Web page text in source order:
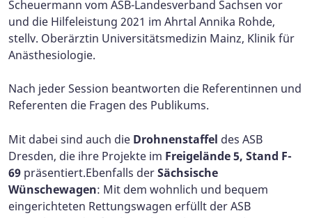
Scheuermann vom ASB-Landesverband Sachsen vor
und die Hilfeleistung 2021 im Ahrtal Annika Rohde,
stellv. Oberärztin Universitätsmedizin Mainz, Klinik für
Anästhesiologie.
Nach jeder Session beantworten die Referentinnen und
Referenten die Fragen des Publikums.
Mit dabei sind auch die Drohnenstaffel des ASB
Dresden, die ihre Projekte im Freigelände 5, Stand F-
69 präsentiert.Ebenfalls derSächsische
Wünschewagen: Mit dem wohnlich und bequem
eingerichteten Rettungswagen erfüllt der ASB